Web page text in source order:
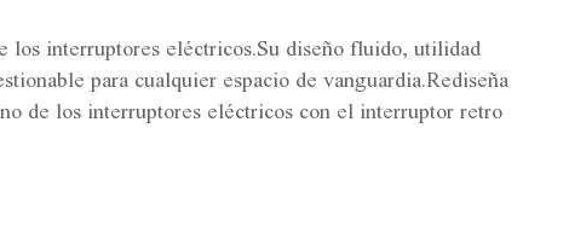
interruptores eléctricos.Su diseño fluido, utilidad
para cualquier espacio de vanguardia.Rediseña
de los interruptores eléctricos con el interruptor retro